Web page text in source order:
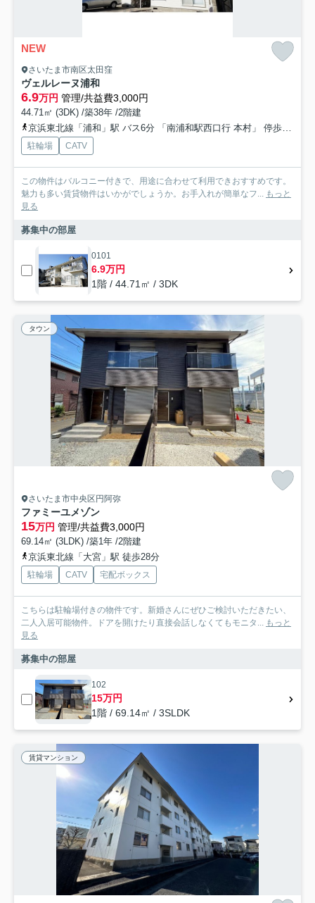
NEW
さいたま市南区太田窪
ヴェルレーヌ浦和
6.9万円 管理/共益費3,000円
44.71㎡ (3DK) /築38年 /2階建
京浜東北線「浦和」駅 バス6分 「南浦和駅西口行 本村」 停歩19分
駐輪場 CATV
この物件はバルコニー付きで、用途に合わせて利用できおすすめです。
魅力も多い賃貸物件はいかがでしょうか。お手入れが簡単なフ... もっと
見る
募集中の部屋
0101
6.9万円
1階 / 44.71㎡ / 3DK
タウン
さいたま市中央区円阿弥
ファミーユメゾン
15万円 管理/共益費3,000円
69.14㎡ (3LDK) /築1年 /2階建
京浜東北線「大宮」駅 徒歩28分
駐輪場 CATV 宅配ボックス
こちらは駐輪場付きの物件です。新婚さんにぜひご検討いただきたい、
二人入居可能物件。ドアを開けたり直接会話しなくてもモニタ... もっと
見る
募集中の部屋
102
15万円
1階 / 69.14㎡ / 3SLDK
賃貸マンション